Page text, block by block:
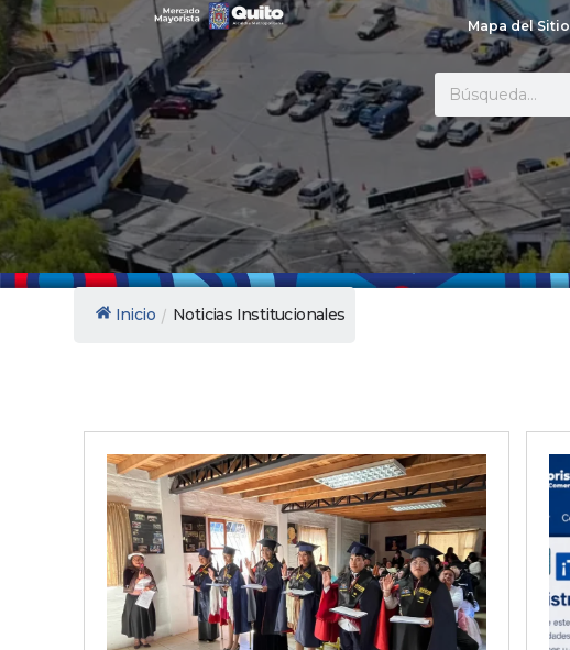
al
contenido
Mapa del Sitio
Inicio / Noticias Institucionales